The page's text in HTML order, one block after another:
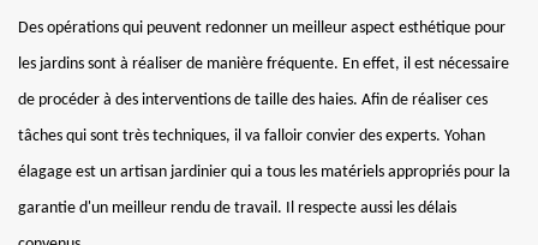
Des opérations qui peuvent redonner un meilleur aspect esthétique pour
les jardins sont à réaliser de manière fréquente. En effet, il est nécessaire
de procéder à des interventions de taille des haies. Afin de réaliser ces
tâches qui sont très techniques, il va falloir convier des experts. Yohan
élagage est un artisan jardinier qui a tous les matériels appropriés pour la
garantie d'un meilleur rendu de travail. Il respecte aussi les délais